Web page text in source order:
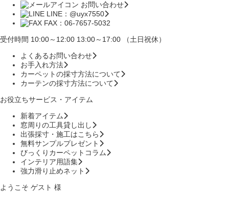
お問い合わせ
LINE：@uyx7550
FAX：06-7657-5032
受付時間 10:00～12:00 13:00～17:00 （土日祝休）
よくあるお問い合わせ
お手入れ方法
カーペットの採寸方法について
カーテンの採寸方法について
お役立ちサービス・アイテム
新着アイテム
窓周りの工具貸し出し
出張採寸・施工はこちら
無料サンプルプレゼント
びっくりカーペットコラム
インテリア用語集
強力滑り止めネット
ようこそ ゲスト 様